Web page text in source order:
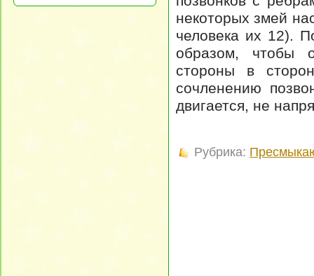
некоторых змей
человека их 12).
образом, чтобы
стороны в
сочленению
двигается, не
Рубрика: